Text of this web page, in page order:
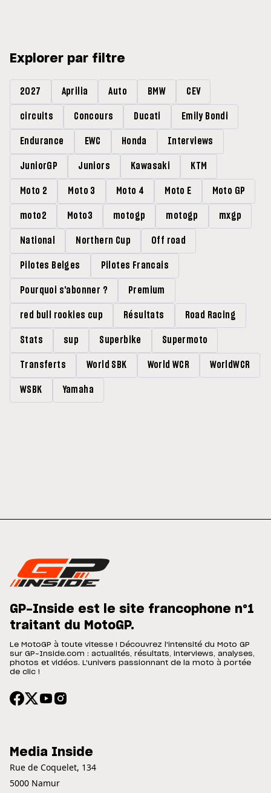
Explorer par filtre
2027 Aprilia Auto BMW CEV
circuits Concours Ducati Emily Bondi
Endurance EWC Honda Interviews
JuniorGP Juniors Kawasaki KTM
Moto 2 Moto 3 Moto 4 Moto E Moto GP
moto2 Moto3 motogp motogp mxgp
National Northern Cup Off road
Pilotes Belges Pilotes Francais
Pourquoi s'abonner ? Premium
red bull rookies cup Résultats Road Racing
Stats sup Superbike Supermoto
Transferts World SBK World WCR WorldWCR
WSBK Yamaha
GP-Inside est le site francophone n°1
traitant du MotoGP.
Le MotoGP à toute vitesse ! Découvrez l'intensité du Moto GP
sur GP-Inside.com : actualités, résultats, interviews, analyses,
photos et vidéos. L'univers passionnant de la moto à portée
de clic !
Media Inside
Rue de Coquelet, 134
5000 Namur